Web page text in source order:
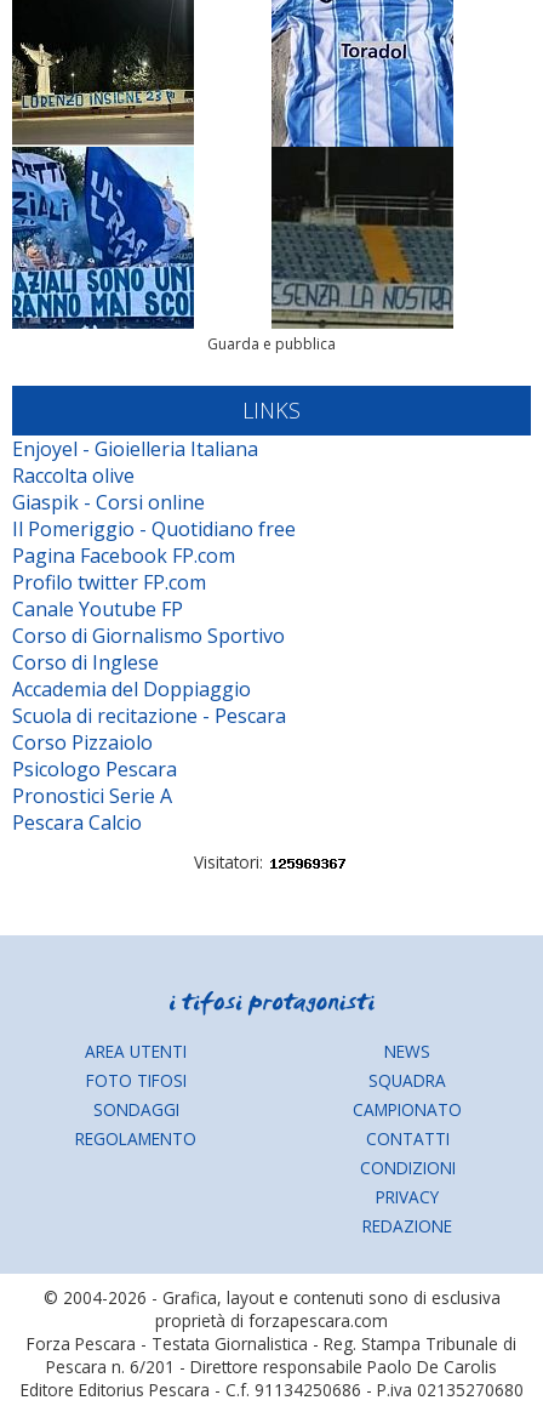
Guarda e pubblica
LINKS
Enjoyel - Gioielleria Italiana
Raccolta olive
Giaspik - Corsi online
Il Pomeriggio - Quotidiano free
Pagina Facebook FP.com
Profilo twitter FP.com
Canale Youtube FP
Corso di Giornalismo Sportivo
Corso di Inglese
Accademia del Doppiaggio
Scuola di recitazione - Pescara
Corso Pizzaiolo
Psicologo Pescara
Pronostici Serie A
Pescara Calcio
Visitatori:
AREA UTENTI
FOTO TIFOSI
SONDAGGI
REGOLAMENTO
NEWS
SQUADRA
CAMPIONATO
CONTATTI
CONDIZIONI
PRIVACY
REDAZIONE
© 2004-2026 - Grafica, layout e contenuti sono di esclusiva
proprietà di forzapescara.com
Forza Pescara - Testata Giornalistica - Reg. Stampa Tribunale di
Pescara n. 6/201 - Direttore responsabile Paolo De Carolis
Editore Editorius Pescara - C.f. 91134250686 - P.iva 02135270680